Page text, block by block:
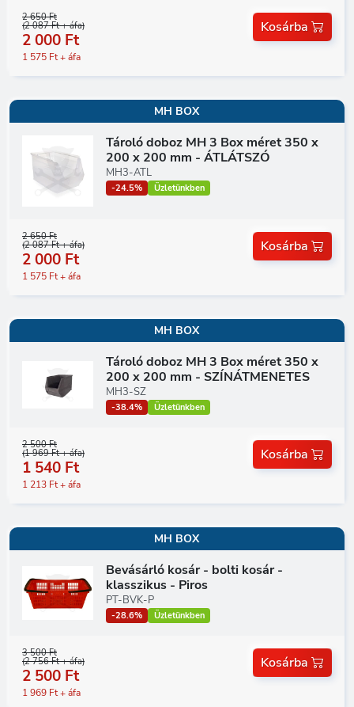
2 650 Ft
(2 087 Ft + áfa)
2 000 Ft
1 575 Ft + áfa
Kosárba
MH BOX
Tároló doboz MH 3 Box méret 350 x
200 x 200 mm - ÁTLÁTSZÓ
MH3-ATL
-24.5% Üzletünkben
2 650 Ft
(2 087 Ft + áfa)
2 000 Ft
1 575 Ft + áfa
Kosárba
MH BOX
Tároló doboz MH 3 Box méret 350 x
200 x 200 mm - SZÍNÁTMENETES
MH3-SZ
-38.4% Üzletünkben
2 500 Ft
(1 969 Ft + áfa)
1 540 Ft
1 213 Ft + áfa
Kosárba
MH BOX
Bevásárló kosár - bolti kosár -
klasszikus - Piros
PT-BVK-P
-28.6% Üzletünkben
3 500 Ft
(2 756 Ft + áfa)
2 500 Ft
1 969 Ft + áfa
Kosárba